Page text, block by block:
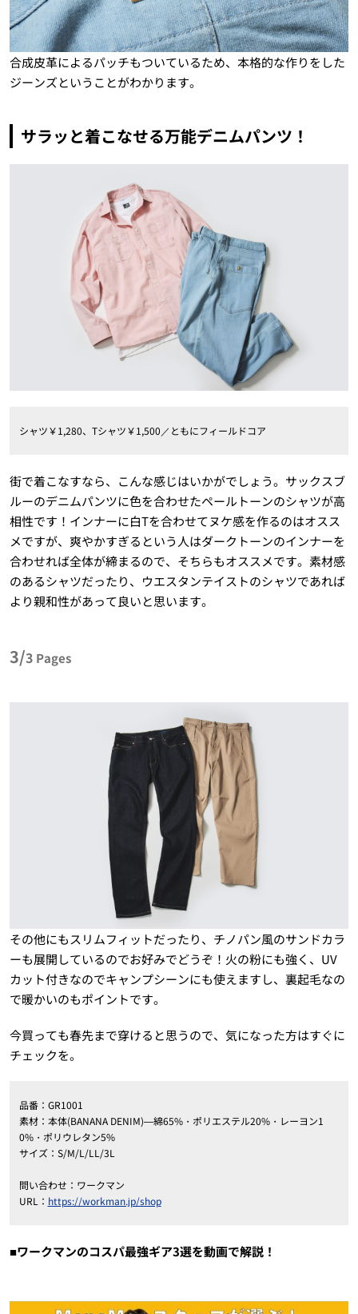
合成皮革によるパッチもついているため、本格的な作りをした
ジーンズということがわかります。
サラッと着こなせる万能デニムパンツ！
シャツ￥1,280、Tシャツ￥1,500／ともにフィールドコア
街で着こなすなら、こんな感じはいかがでしょう。サックスブ
ルーのデニムパンツに色を合わせたペールトーンのシャツが高
相性です！インナーに白Tを合わせてヌケ感を作るのはオスス
メですが、爽やかすぎるという人はダークトーンのインナーを
合わせれば全体が締まるので、そちらもオススメです。素材感
のあるシャツだったり、ウエスタンテイストのシャツであれば
より親和性があって良いと思います。
3/3 Pages
その他にもスリムフィットだったり、チノパン風のサンドカラ
ーも展開しているのでお好みでどうぞ！火の粉にも強く、UV
カット付きなのでキャンプシーンにも使えますし、裏起毛なの
で暖かいのもポイントです。
今買っても春先まで穿けると思うので、気になった方はすぐに
チェックを。
品番：GR1001
素材：本体(BANANA DENIM)―綿65%・ポリエステル20%・レーヨン1
0%・ポリウレタン5%
サイズ：S/M/L/LL/3L
問い合わせ：ワークマン
URL： https://workman.jp/shop
■ワークマンのコスパ最強ギア3選を動画で解説！